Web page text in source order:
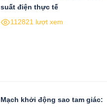
suất điện thực tế
112821 lượt xem
Mạch khởi động sao tam giác: